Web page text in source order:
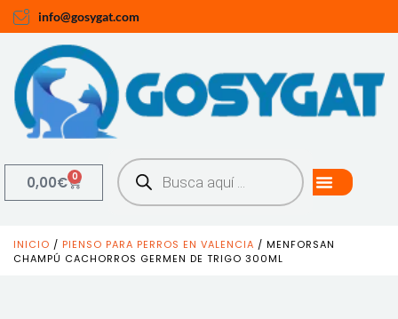
info@gosygat.com
0,00€ 0
INICIO / PIENSO PARA PERROS EN VALENCIA / MENFORSAN
CHAMPÚ CACHORROS GERMEN DE TRIGO 300ML